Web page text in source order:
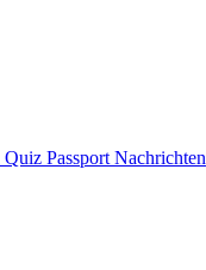
Quiz Passport Nachrichten